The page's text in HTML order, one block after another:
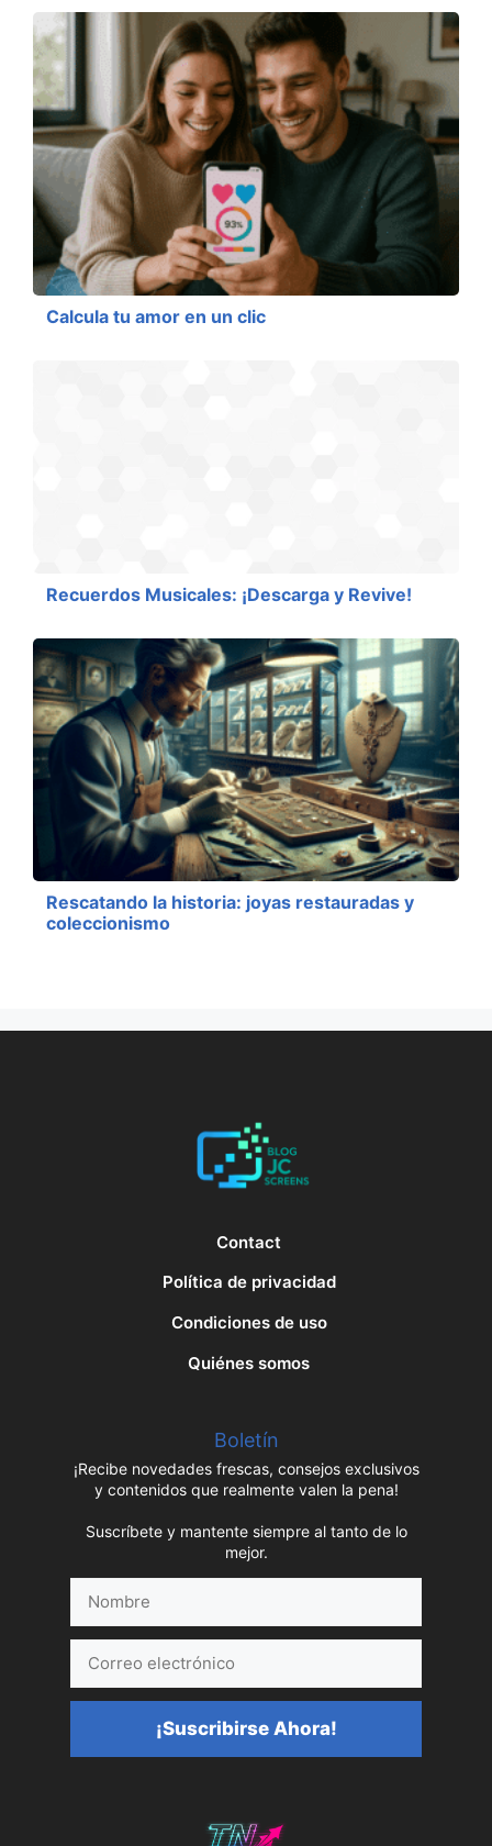
Calcula tu amor en un clic
Recuerdos Musicales: ¡Descarga y Revive!
Rescatando la historia: joyas restauradas y
coleccionismo
Contact
Política de privacidad
Condiciones de uso
Quiénes somos
Boletín
¡Recibe novedades frescas, consejos exclusivos
y contenidos que realmente valen la pena!
Suscríbete y mantente siempre al tanto de lo
mejor.
electrónico
¡Suscribirse Ahora!